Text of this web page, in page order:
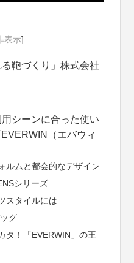
表示]
鞄づくり」株式会社
シーンに合った使い
（エバウィ
ルムと都会的なデザイン
シリーズ
スタイルには
グ
タ！「EVERWIN」の王